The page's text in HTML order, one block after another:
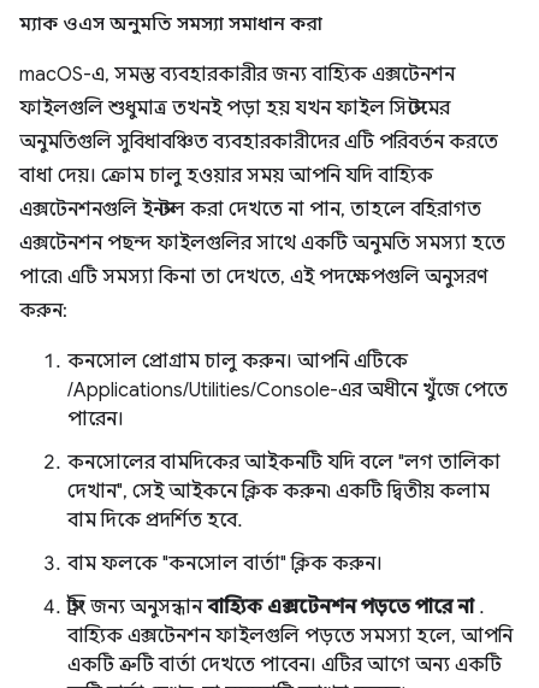
ম্যাক ওএস অনুমতি সমস্যা সমাধান করা
macOS-এ, সমস্ত ব্যবহারকারীর জন্য বাহ্যিক এক্সটেনশন
ফাইলগুলি শুধুমাত্র তখনই পড়া হয় যখন ফাইল সিস্টেমের
অনুমতিগুলি সুবিধাবঞ্চিত ব্যবহারকারীদের এটি পরিবর্তন করতে
বাধা দেয়। ক্রোম চালু হওয়ার সময় আপনি যদি বাহ্যিক
এক্সটেনশনগুলি ইনস্টল করা দেখতে না পান, তাহলে বহিরাগত
এক্সটেনশন পছন্দ ফাইলগুলির সাথে একটি অনুমতি সমস্যা হতে
পারে৷ এটি সমস্যা কিনা তা দেখতে, এই পদক্ষেপগুলি অনুসরণ
করুন:
কনসোল প্রোগ্রাম চালু করুন। আপনি এটিকে
/Applications/Utilities/Console-এর অধীনে খুঁজে পেতে
পারেন।
কনসোলের বামদিকের আইকনটি যদি বলে "লগ তালিকা
দেখান", সেই আইকনে ক্লিক করুন৷ একটি দ্বিতীয় কলাম
বাম দিকে প্রদর্শিত হবে.
বাম ফলকে "কনসোল বার্তা" ক্লিক করুন।
স্ট্রিং জন্য অনুসন্ধানবাহ্যিক এক্সটেনশন পড়তে পারে না.
বাহ্যিক এক্সটেনশন ফাইলগুলি পড়তে সমস্যা হলে, আপনি
একটি ত্রুটি বার্তা দেখতে পাবেন। এটির আগে অন্য একটি